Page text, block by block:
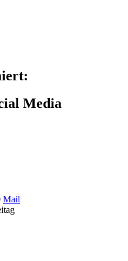
Media
Mail